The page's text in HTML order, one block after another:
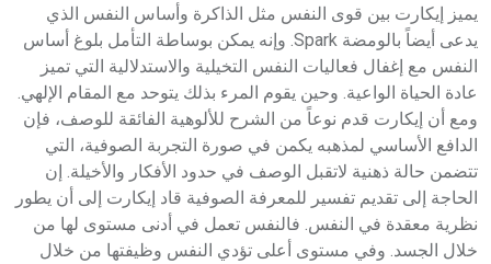
يميز إيكارت بين قوى النفس مثل الذاكرة وأساس النفس الذي
يدعى أيضاً بالومضة Spark. وإنه يمكن بوساطة التأمل بلوغ أساس
النفس مع إغفال فعاليات النفس التخيلية والاستدلالية التي تميز
عادة الحياة الواعية. وحين يقوم المرء بذلك يتوحد مع المقام الإلهي.
ومع أن إيكارت قدم نوعاً من الشرح للألوهية الفائقة للوصف، فإن
الدافع الأساسي لمذهبه يكمن في صورة التجربة الصوفية، التي
تتضمن حالة ذهنية لاتقبل الوصف في حدود الأفكار والأخيلة. إن
الحاجة إلى تقديم تفسير للمعرفة الصوفية قاد إيكارت إلى أن يطور
نظرية معقدة في النفس. فالنفس تعمل في أدنى مستوى لها من
خلال الجسد. وفي مستوى أعلى تؤدي النفس وظيفتها من خلال